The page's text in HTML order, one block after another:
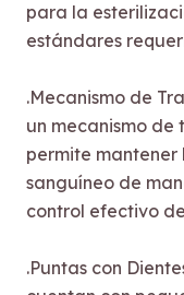
para la
estándares
.Mecanismo de
un mecanismo
permite mantener
sanguíneo de
control efectivo
.Puntas con